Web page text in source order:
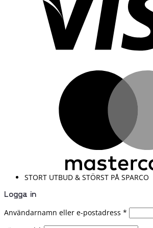
STORT UTBUD & STÖRST PÅ SPARCO
Logga in
Användarnamn eller e-postadress *